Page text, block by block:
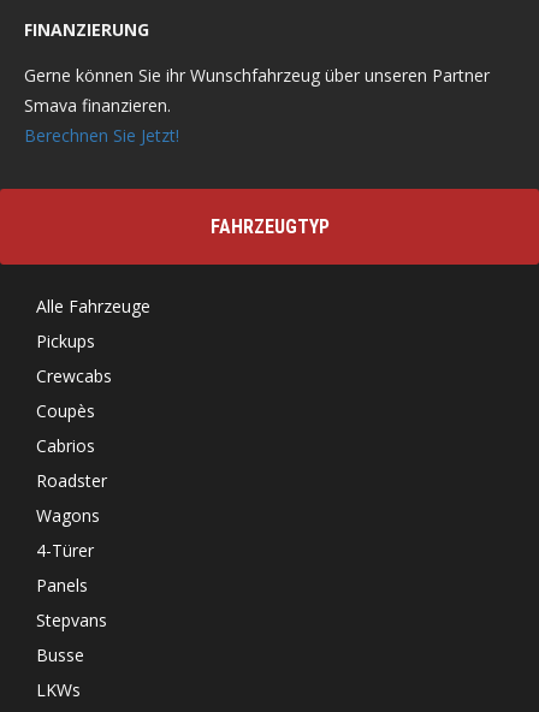
FINANZIERUNG
Gerne können Sie ihr Wunschfahrzeug über unseren Partner
Smava finanzieren.
Berechnen Sie Jetzt!
FAHRZEUGTYP
Alle Fahrzeuge
Pickups
Crewcabs
Coupès
Cabrios
Roadster
Wagons
4-Türer
Panels
Stepvans
Busse
LKWs